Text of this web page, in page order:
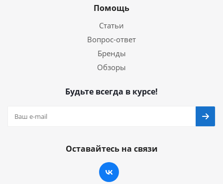
Помощь
Статьи
Вопрос-ответ
Бренды
Обзоры
Будьте всегда в курсе!
Оставайтесь на связи